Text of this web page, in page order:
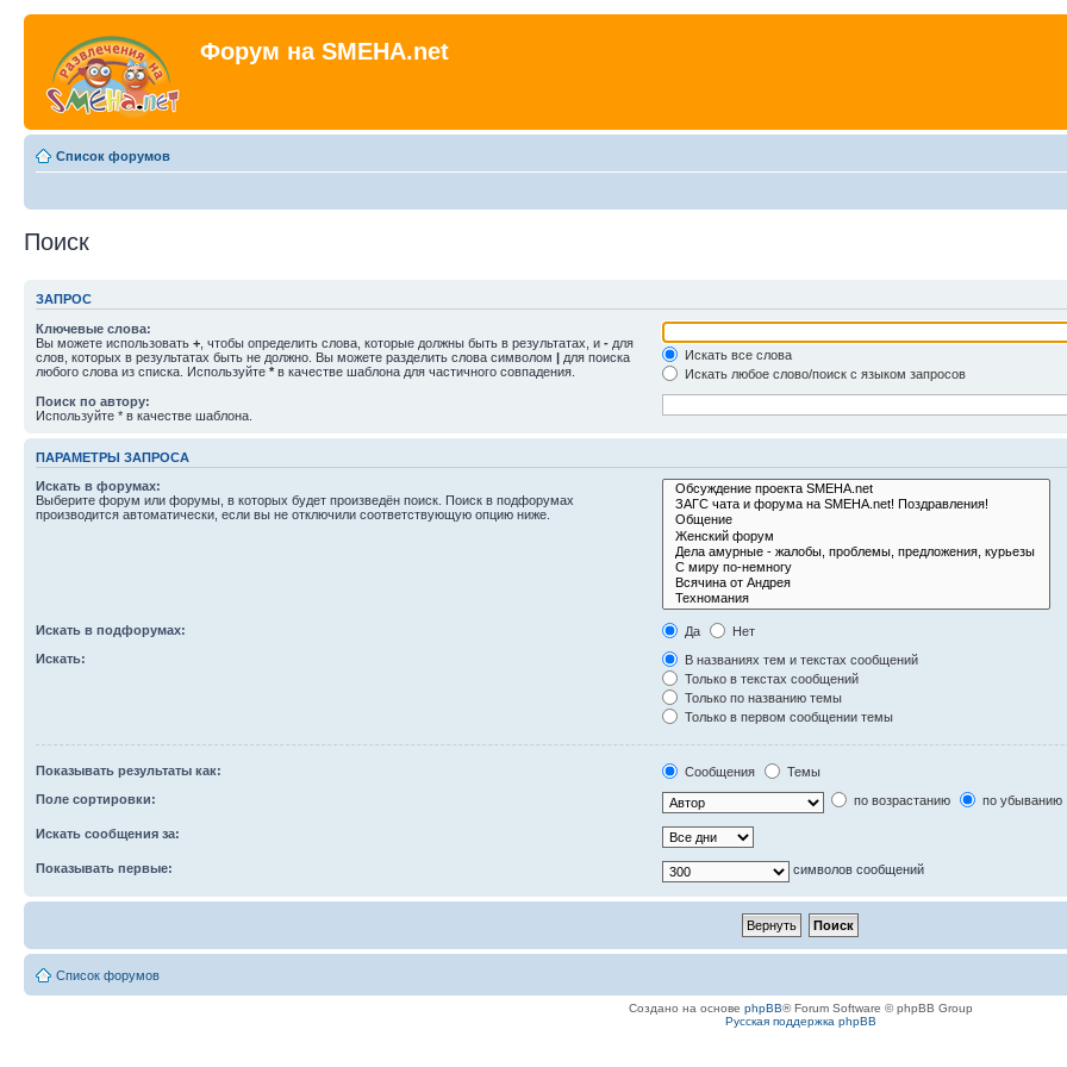
Форум на SMEHA.net
Список форумов
Поиск
ЗАПРОС
Ключевые слова:
Вы можете использовать + , чтобы определить слова, которые должны быть в результатах, и - для
слов, которых в результатах быть не должно. Вы можете разделить слова символом | для поиска
любого слова из списка. Используйте * в качестве шаблона для частичного совпадения.
Искать все слова
Искать любое слово/поиск с языком запросов
Поиск по автору:
Используйте * в качестве шаблона.
ПАРАМЕТРЫ ЗАПРОСА
Искать в форумах:
Выберите форум или форумы, в которых будет произведён поиск. Поиск в подфорумах
производится автоматически, если вы не отключили соответствующую опцию ниже.
Искать в подфорумах: Да
Нет
Искать:
В названиях тем и текстах сообщений
Только в текстах сообщений
Только по названию темы
Только в первом сообщении темы
Показывать результаты как: Сообщения
Темы
Поле сортировки:
по возрастанию по убыванию
Искать сообщения за:
Показывать первые: символов сообщений
Список форумов
Создано на основе phpBB® Forum Software © phpBB Group
Русская поддержка phpBB